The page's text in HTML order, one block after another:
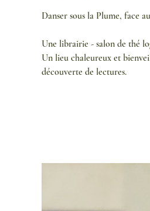
Danser sous la Plume, face
Une librairie - salon de thé
Un lieu chaleureux et
découverte de lectures.